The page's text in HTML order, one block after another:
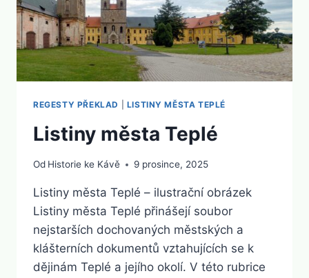
REGESTY PŘEKLAD LISTINY MĚSTA TEPLÉ
Listiny města Teplé
Od Historie ke Kávě 9 prosince, 2025
Listiny města Teplé – ilustrační obrázek
Listiny města Teplé přinášejí soubor
nejstarších dochovaných městských a
klášterních dokumentů vztahujících se k
dějinám Teplé a jejího okolí. V této rubrice